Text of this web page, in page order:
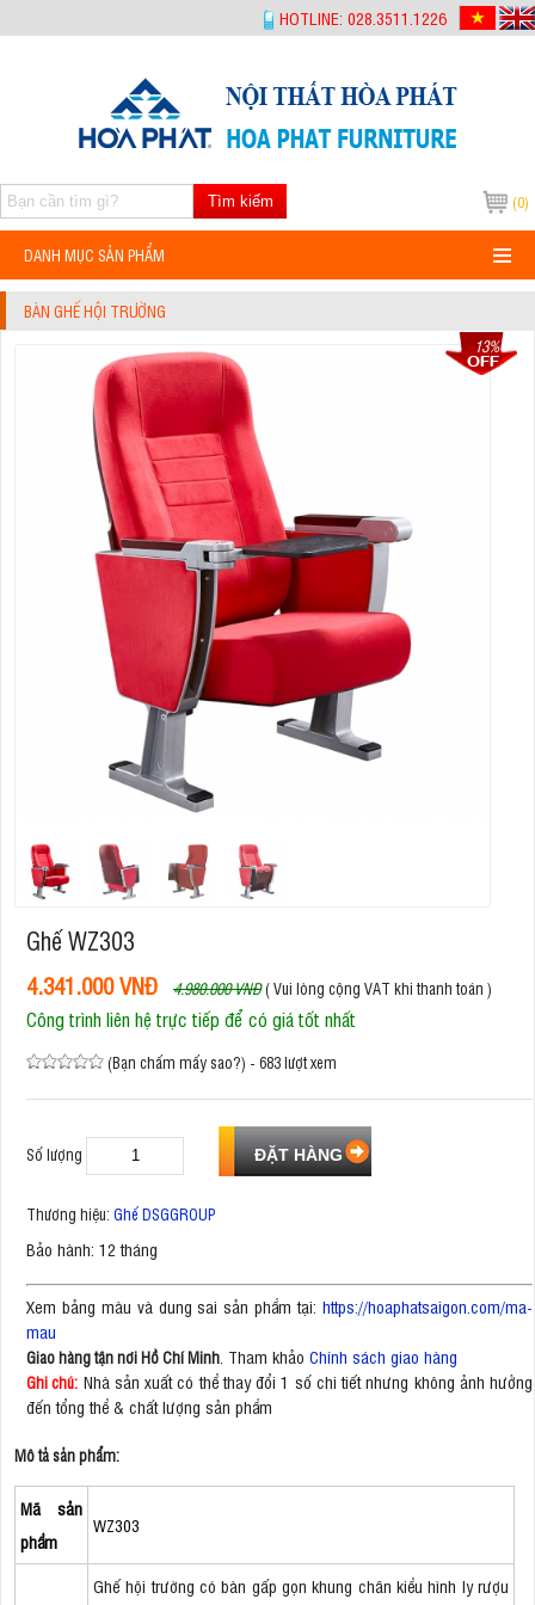
HOTLINE: 028.3511.1226
(0)
Tìm kiếm
DANH MỤC SẢN PHẨM
BÀN GHẾ HỘI TRƯỜNG
Ghế WZ303
4.341.000 VNĐ 4.980.000 VNĐ
13%
( Vui lòng cộng VAT khi thanh toán )
Công trình liên hệ trực tiếp để có giá tốt nhất
(Bạn chấm mấy sao?) - 683 lượt xem
Số lượng
Thương hiệu: Ghế DSGGROUP
Bảo hành: 12 tháng
Xem bảng màu và dung sai sản phẩm tại: https://hoaphatsaigon.com/ma-
mau
Giao hàng tận nơi Hồ Chí Minh . Tham khảo Chính sách giao hàng
Ghi chú: Nhà sản xuất có thể thay đổi 1 số chi tiết nhưng không ảnh hưởng
đến tổng thể & chất lượng sản phẩm
Mô tả sản phẩm:
Mã sản
phẩm
WZ303
Ghế hội trường có bàn gấp gọn khung chân kiểu hình ly rượu